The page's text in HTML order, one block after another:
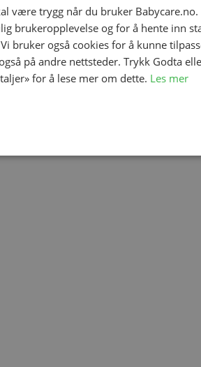
at du kan sitte oppreist i stedet for
innstillinger for stimulering og pumping.
for en tilpasset opplevelse.
være trygg når du bruker
brukeropplevelse og for å hente inn
bruker også cookies for å kunne
på andre nettsteder. Trykk Godta
for å lese mer om dette. Les mer